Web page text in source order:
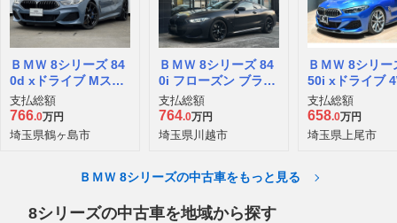
ＢＭＷ 8シリーズ 84
0d xドライブ Mスポ
ーツ ディーゼルター
ボ 4WD
支払総額
766.0万円
埼玉県鶴ヶ島市
ＢＭＷ 8シリーズ 84
0i フローズン ブラッ
ク エディション
支払総額
764.0万円
埼玉県川越市
ＢＭＷ 8シリー
50i xドライブ
支払総額
658.0万円
埼玉県上尾市
ＢＭＷ 8シリーズの中古車をもっと見る
8シリーズの中古車を地域から探す